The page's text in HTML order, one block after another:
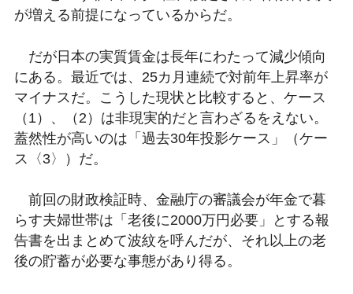
が増える前提になっているからだ。
だが日本の実質賃金は長年にわたって減少傾向
にある。最近では、25カ月連続で対前年上昇率が
マイナスだ。こうした現状と比較すると、ケース
（1）、（2）は非現実的だと言わざるをえない。
蓋然性が高いのは「過去30年投影ケース」（ケー
ス〈3〉）だ。
前回の財政検証時、金融庁の審議会が年金で暮
らす夫婦世帯は「老後に2000万円必要」とする報
告書を出まとめて波紋を呼んだが、それ以上の老
後の貯蓄が必要な事態があり得る。